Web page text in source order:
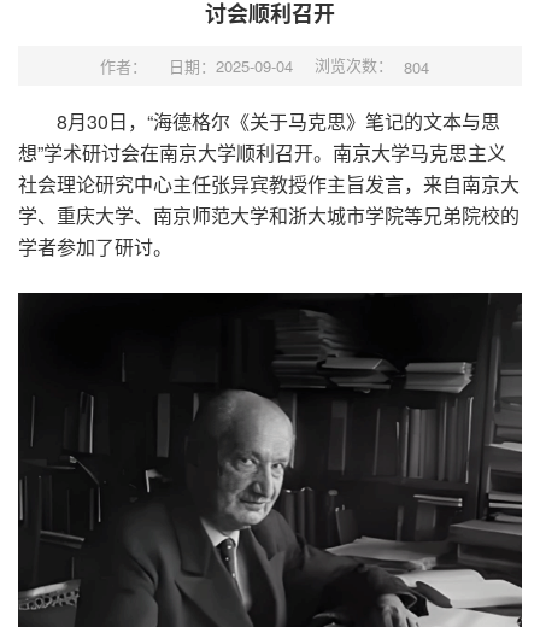
讨会顺利召开
作者： 日期：2025-09-04 浏览次数： 804
8月30日， “海德格尔《关于马克思》笔记的文本与思
想”学术研讨会在南京大学顺利召开。南京大学马克思主义
社会理论研究中心主任张异宾教授作主旨发言，来自南京大
学、重庆大学、南京师范大学和浙大城市学院等兄弟院校的
学者参加了研讨。